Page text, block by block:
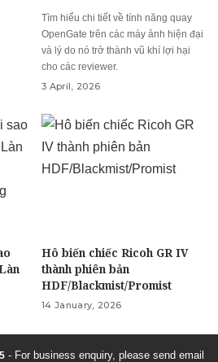
Tìm hiểu chi tiết về tính năng quay
OpenGate trên các máy ảnh hiện đại
và lý do nó trở thành vũ khí lợi hại
cho các reviewer.
3 April, 2026
Hô biến chiếc Ricoh GR IV
thành phiên bản
HDF/Blackmist/Promist
14 January, 2026
- For business enquiry, please send email